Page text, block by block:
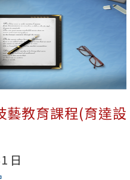
藝教育課程(育達設
日